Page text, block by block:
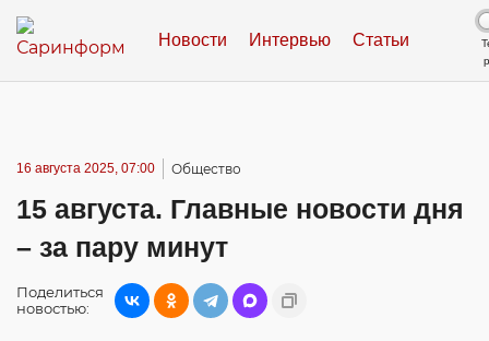
Новости Интервью Статьи
16 августа 2025, 07:00 Общество
15 августа. Главные новости дня
– за пару минут
Поделиться
новостью: